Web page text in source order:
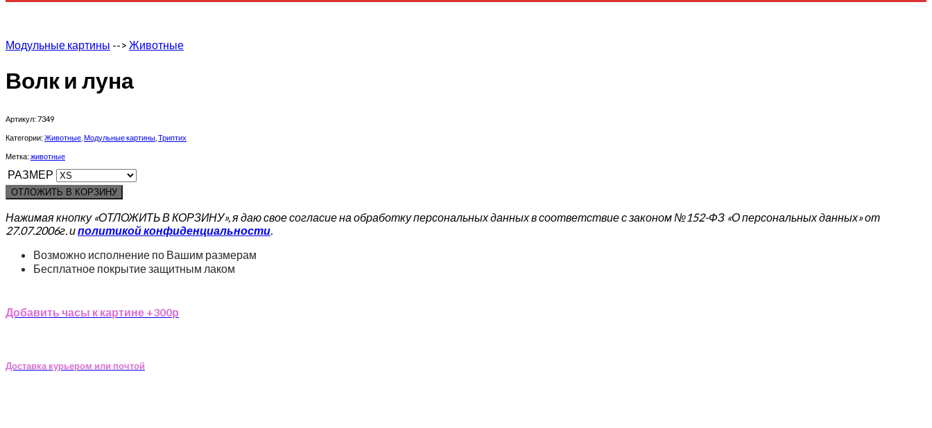
Модульные картины --> Животные
Волк и луна
Артикул: 7349
Категории: Животные Модульные картины Триптих
Метка: животные
РАЗМЕР
ОТЛОЖИТЬ В КОРЗИНУ
Нажимая кнопку «ОТЛОЖИТЬ В КОРЗИНУ», я даю свое согласие на обработку персональных данных в соответствие с законом №152-ФЗ «О персональных данных» от
27.07.2006г. иполитикой конфиденциальности.
Возможно исполнение по Вашим размерам
Бесплатное покрытие защитным лаком
Добавить часы к картине +300р
Доставка курьером или почтой